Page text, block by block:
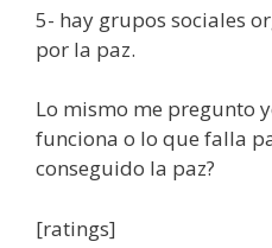
5- hay grupos sociales
por la paz.
Lo mismo me pregunto
funciona o lo que falla
conseguido la paz?
[ratings]